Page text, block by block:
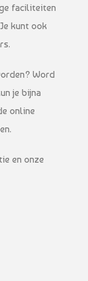
faciliteiten
kunt ook
Word
je bijna
online
en onze